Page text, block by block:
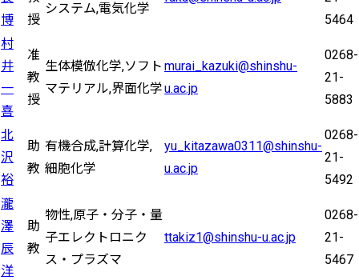
博
授
システム,電気化学
5464
村
井
一
喜
准
教
授
生体模倣化学,ソフト
マテリアル,界面化学
murai_kazuki@shinshu-
u.ac.jp
0268-
21-
5883
北
沢
裕
助
教
有機合成,計算化学,
細胞化学
yu_kitazawa0311@shinshu-
u.ac.jp
0268-
21-
5492
瀧
澤
辰
洋
助
教
物性,原子・分子・量
子エレクトロニク
ス・プラズマ
ttakiz1@shinshu-u.ac.jp
0268-
21-
5467